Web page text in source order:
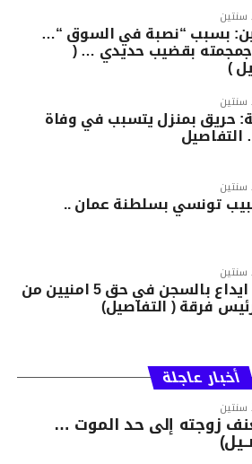
سنتين
بسبب “نصبة في السوق “…
بقضيب حديدي … (
)
سنتين
حريق بمنزل يتسبب في وفاة
سنتين
تونسي بسلطنة عمان ..
سنتين
ابطاقة ايداع بالسجن في حق 5 امنيين من
فرقة ( التفاصيل)
أخبار عاجلة
سنتين
زوجته إلى حد الموت …